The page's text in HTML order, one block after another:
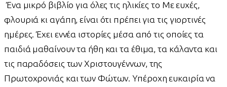
Ένα μικρό βιβλίο για όλες τις ηλικίες το Με ευχές,
φλουριά κι αγάπη, είναι ότι πρέπει για τις γιορτινές
ημέρες. Έχει εννέα ιστορίες μέσα από τις οποίες τα
παιδιά μαθαίνουν τα ήθη και τα έθιμα, τα κάλαντα και
τις παραδόσεις των Χριστουγέννων, της
Πρωτοχρονιάς και των Φώτων. Υπέροχη ευκαιρία να